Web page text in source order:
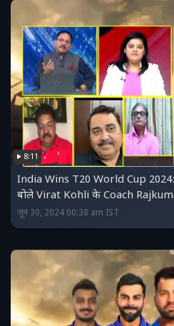
8:11
India Wins T20 World Cup 2024:
बोले Virat Kohli के Coach
जून 30, 2024 00:38 am IST